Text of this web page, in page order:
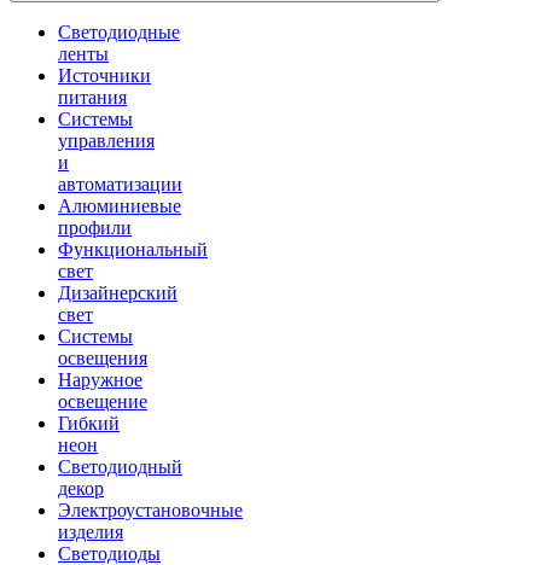
Светодиодные
ленты
Источники
питания
Системы
управления
и
автоматизации
Алюминиевые
профили
Функциональный
свет
Дизайнерский
свет
Системы
освещения
Наружное
освещение
Гибкий
неон
Светодиодный
декор
Электроустановочные
изделия
Светодиоды